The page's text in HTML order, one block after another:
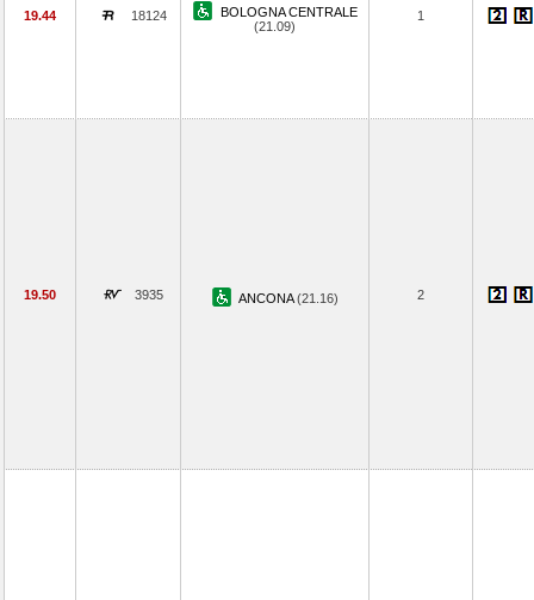
19.44 18124
BOLOGNA CENTRALE
(21.09)
1
19.50 3935 ANCONA(21.16) 2